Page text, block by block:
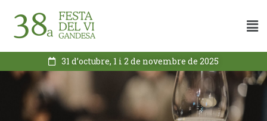
31 d’octubre, 1 i 2 de novembre de 2025